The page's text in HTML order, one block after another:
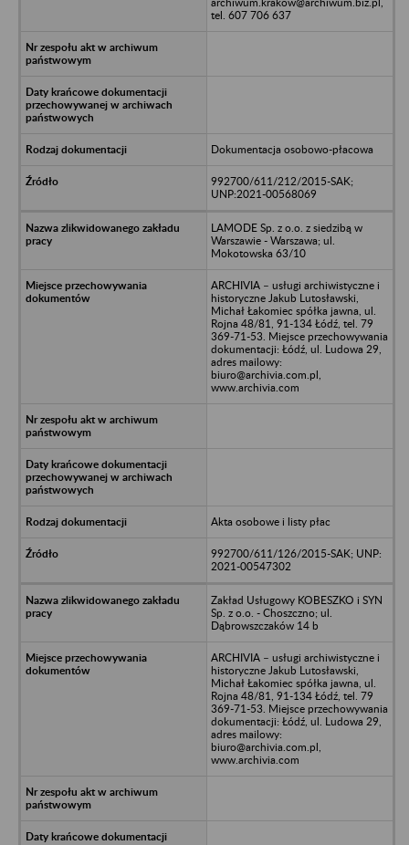
tel. 607 706 637
Dokumentacja osobowo-płacowa
992700/611/212/2015-SAK;
UNP:2021-00568069
LAMODE Sp. z o.o. z siedzibą w
Warszawie - Warszawa; ul.
Mokotowska 63/10
ARCHIVIA – usługi archiwistyczne i
historyczne Jakub Lutosławski,
Michał Łakomiec spółka jawna, ul.
Rojna 48/81, 91-134 Łódź, tel. 79
369-71-53. Miejsce przechowywania
dokumentacji: Łódź, ul. Ludowa 29,
adres mailowy:
biuro@archivia.com.pl,
www.archivia.com
Akta osobowe i listy płac
992700/611/126/2015-SAK; UNP:
2021-00547302
Zakład Usługowy KOBESZKO i SYN
Sp. z o.o. - Choszczno; ul.
Dąbrowszczaków 14 b
ARCHIVIA – usługi archiwistyczne i
historyczne Jakub Lutosławski,
Michał Łakomiec spółka jawna, ul.
Rojna 48/81, 91-134 Łódź, tel. 79
369-71-53. Miejsce przechowywania
dokumentacji: Łódź, ul. Ludowa 29,
adres mailowy:
biuro@archivia.com.pl,
www.archivia.com